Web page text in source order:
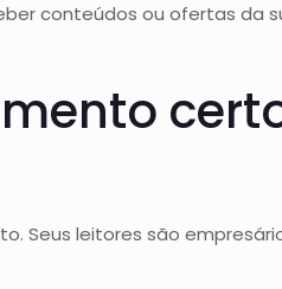
conteúdos ou ofertas da
Seus leitores são